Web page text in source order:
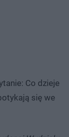
Co dzieje
się we